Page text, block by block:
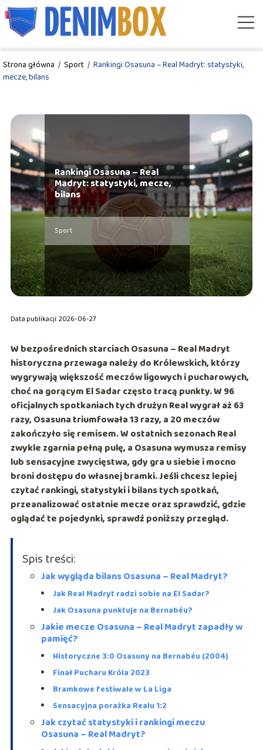
Strona główna / Sport / Rankingi Osasuna – Real Madryt: statystyki,
mecze, bilans
Rankingi Osasuna – Real
Madryt: statystyki, mecze,
bilans
Sport
Data publikacji: 2026-06-27
W bezpośrednich starciachOsasuna – Real Madryt
historyczna przewaga należy do Królewskich, którzy
wygrywają większość meczów ligowych i pucharowych,
choć na gorącym El Sadar często tracą punkty. W 96
oficjalnych spotkaniach tych drużyn Real wygrał aż 63
razy, Osasuna triumfowała13 razy, a 20 meczów
zakończyło się remisem. W ostatnich sezonach Real
zwykle zgarnia pełną pulę, a Osasuna wymusza remisy
lub sensacyjne zwycięstwa, gdy gra u siebie i mocno
broni dostępu do własnej bramki. Jeśli chcesz lepiej
czytać rankingi, statystyki i bilans tych spotkań,
przeanalizować ostatnie mecze oraz sprawdzić, gdzie
oglądać te pojedynki, sprawdź poniższy przegląd.
Spis treści:
Jak wygląda bilans Osasuna – Real Madryt?
Jak Real Madryt radzi sobie na El Sadar?
Jak Osasuna punktuje na Bernabéu?
Jakie mecze Osasuna – Real Madryt zapadły w
pamięć?
Historyczne 3:0 Osasuny na Bernabéu (2004)
Finał Pucharu Króla 2023
Bramkowe festiwale w La Liga
Sensacyjna porażka Realu 1:2
Jak czytać statystyki i rankingi meczu
Osasuna – Real Madryt?